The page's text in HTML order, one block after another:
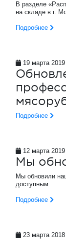
В разделе
на складе в г.
Подробнее
19 марта 2019
Подробнее
12 марта 2019
Мы
Мы обновили
доступным.
Подробнее
23 марта 2018